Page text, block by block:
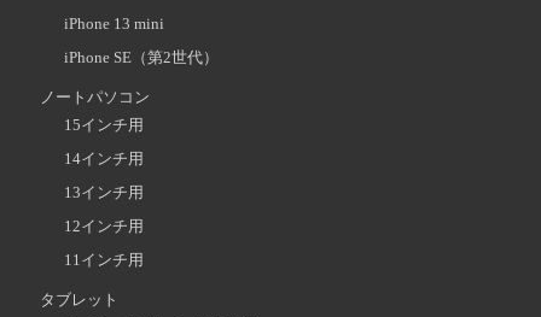
iPhone 13 mini
iPhone SE（第2世代）
ノートパソコン
15インチ用
14インチ用
13インチ用
12インチ用
11インチ用
タブレット